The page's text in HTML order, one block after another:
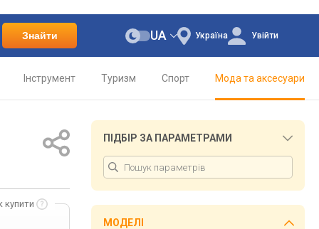
Знайти Україна
UA Увійти
Інструмент Туризм Спорт Мода та аксесуари
купити
ПІДБІР ЗА ПАРАМЕТРАМИ
МОДЕЛІ